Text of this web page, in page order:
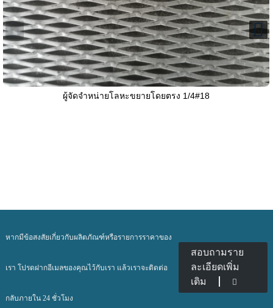
ผู้จัดจำหน่ายโลหะขยายโดยตรง 1/4#18
หากมีข้อสงสัยเกี่ยวกับผลิตภัณฑ์หรือรายการราคาของ
เรา โปรดฝากอีเมลของคุณไว้กับเรา แล้วเราจะติดต่อ
กลับภายใน 24 ชั่วโมง
สอบถามราย
ละเอียดเพิ่ม
เติม